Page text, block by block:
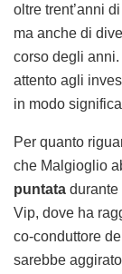
oltre trent’anni
ma anche di
corso degli
attento agli
in modo
Per quanto
che Malgioglio
puntata durante
Vip, dove ha
co-conduttore
sarebbe